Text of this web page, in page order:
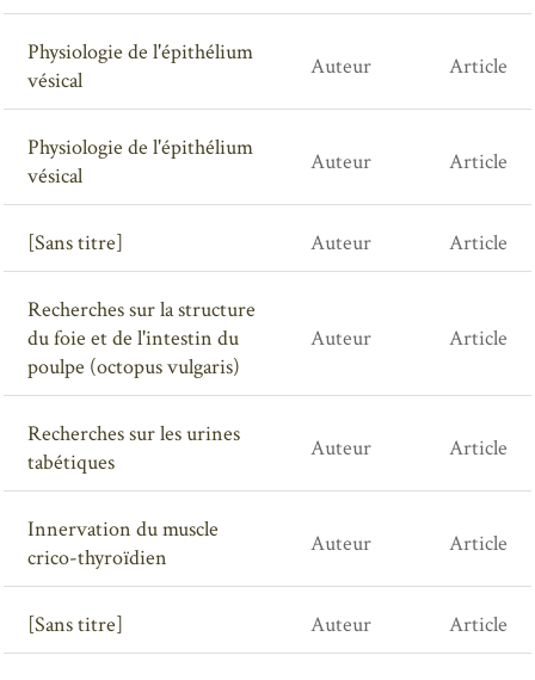
Physiologie de l'épithélium
vésical
Auteur Article
Physiologie de l'épithélium
vésical
Auteur Article
[Sans titre] Auteur Article
Recherches sur la structure
du foie et de l'intestin du
poulpe (octopus vulgaris)
Auteur Article
Recherches sur les urines
tabétiques
Auteur Article
Innervation du muscle
crico-thyroïdien
Auteur Article
[Sans titre] Auteur Article